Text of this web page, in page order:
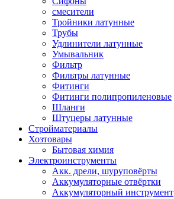
смесители
Тройники латунные
Трубы
Удлинители латунные
Умывальник
Фильтр
Фильтры латунные
Фитинги
Фитинги полипропиленовые
Шланги
Штуцеры латунные
Стройматериалы
Хозтовары
Бытовая химия
Электроинструменты
Акк. дрели, шуруповёрты
Аккумуляторные отвёртки
Аккумуляторный инструмент